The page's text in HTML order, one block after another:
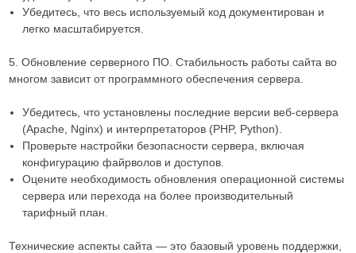
Убедитесь, что весь используемый код документирован и
легко масштабируется.
5. Обновление серверного ПО. Стабильность работы сайта во
многом зависит от программного обеспечения сервера.
Убедитесь, что установлены последние версии веб-сервера
(Apache, Nginx) и интерпретаторов (PHP, Python).
Проверьте настройки безопасности сервера, включая
конфигурацию файрволов и доступов.
Оцените необходимость обновления операционной системы
сервера или перехода на более производительный
тарифный план.
Технические аспекты сайта — это базовый уровень поддержки,